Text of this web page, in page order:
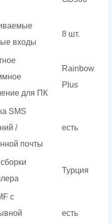
входы
8 шт.
для ПК
Rainbow
Plus
SMS
/
почты
есть
Турция
с
есть